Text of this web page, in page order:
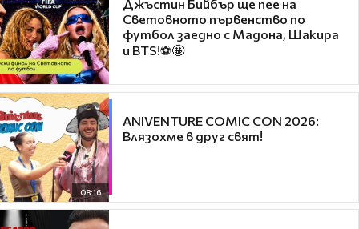
Джъстин Бийбър ще пее на
Световното първенство по
футбол заедно с Мадона, Шакира
и BTS!⚽🤩
08:16
ANIVENTURE COMIC CON 2026:
Влязохме в друг свят!